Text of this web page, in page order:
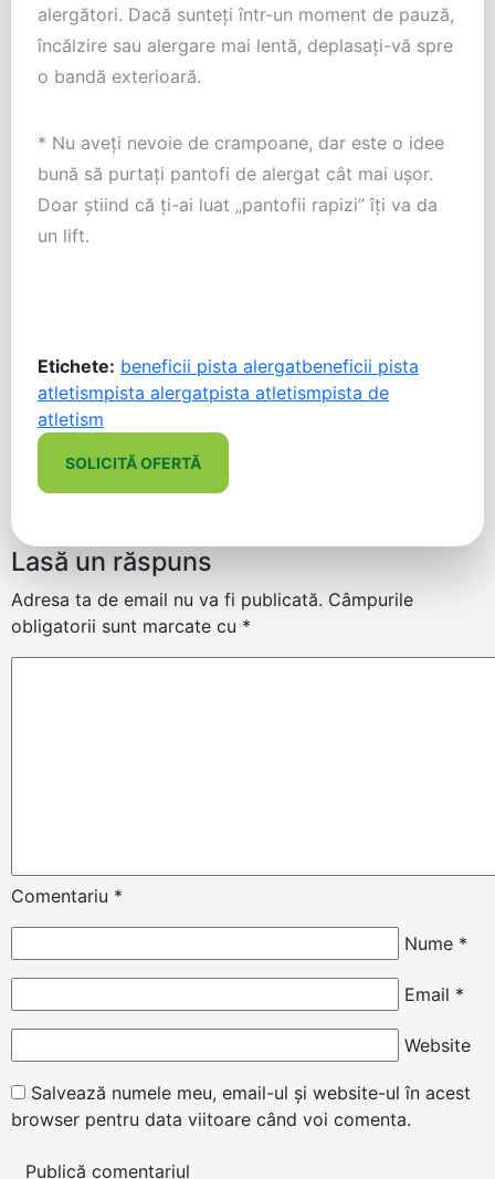
alergători. Dacă sunteți într-un moment de pauză,
încălzire sau alergare mai lentă, deplasați-vă spre
o bandă exterioară.
* Nu aveți nevoie de crampoane, dar este o idee
bună să purtați pantofi de alergat cât mai ușor.
Doar știind că ți-ai luat „pantofii rapizi” îți va da
un lift.
Etichete: beneficii pista alergatbeneficii pista
atletismpista alergatpista atletismpista de
atletism
SOLICITĂ OFERTĂ
Lasă un răspuns
Adresa ta de email nu va fi publicată. Câmpurile
obligatorii sunt marcate cu *
Comentariu *
Nume *
Email *
Website
Salvează numele meu, email-ul și website-ul în acest
browser pentru data viitoare când voi comenta.